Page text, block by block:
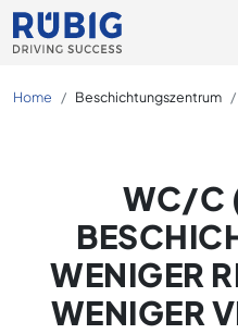
Home Beschichtungszentrum
WC/C
WENIGER
WENIGER